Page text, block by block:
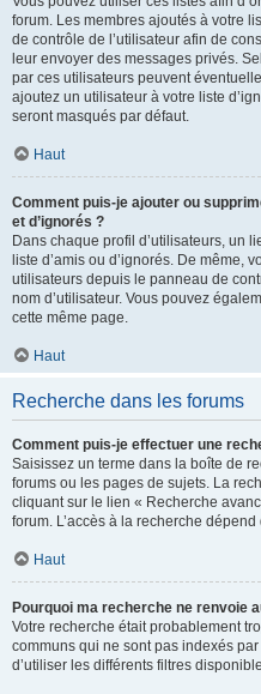
forum. Les membres ajoutés à votre
de contrôle de l’utilisateur afin de
leur envoyer des messages privés.
par ces utilisateurs peuvent
ajoutez un utilisateur à votre liste
seront masqués par défaut.
Haut
Comment puis-je ajouter ou
et d’ignorés ?
Dans chaque profil d’utilisateurs, un
liste d’amis ou d’ignorés. De même,
utilisateurs depuis le panneau de
nom d’utilisateur. Vous pouvez
cette même page.
Haut
Recherche dans les forums
Comment puis-je effectuer une
Saisissez un terme dans la boîte de
forums ou les pages de sujets. La
cliquant sur le lien « Recherche
forum. L’accès à la recherche
Haut
Pourquoi ma recherche ne renvoie
Votre recherche était probablement
communs qui ne sont pas indexés
d’utiliser les différents filtres